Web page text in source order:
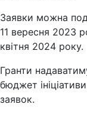
Заявки можна
11 вересня 2023
квітня 2024 року.
Гранти
бюджет
заявок.